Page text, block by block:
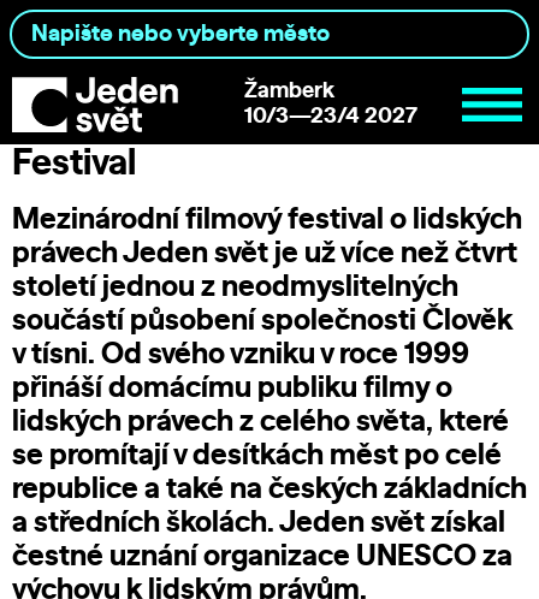
Žamberk
10/3—23/4 2027
Festival
Mezinárodní filmový festival o lidských
právech Jeden svět je už více než čtvrt
století jednou z neodmyslitelných
součástí působení společnosti Člověk
v tísni. Od svého vzniku v roce 1999
přináší domácímu publiku filmy o
lidských právech z celého světa, které
se promítají v desítkách měst po celé
republice a také na českých základních
a středních školách. Jeden svět získal
čestné uznání organizace UNESCO za
výchovu k lidským právům.